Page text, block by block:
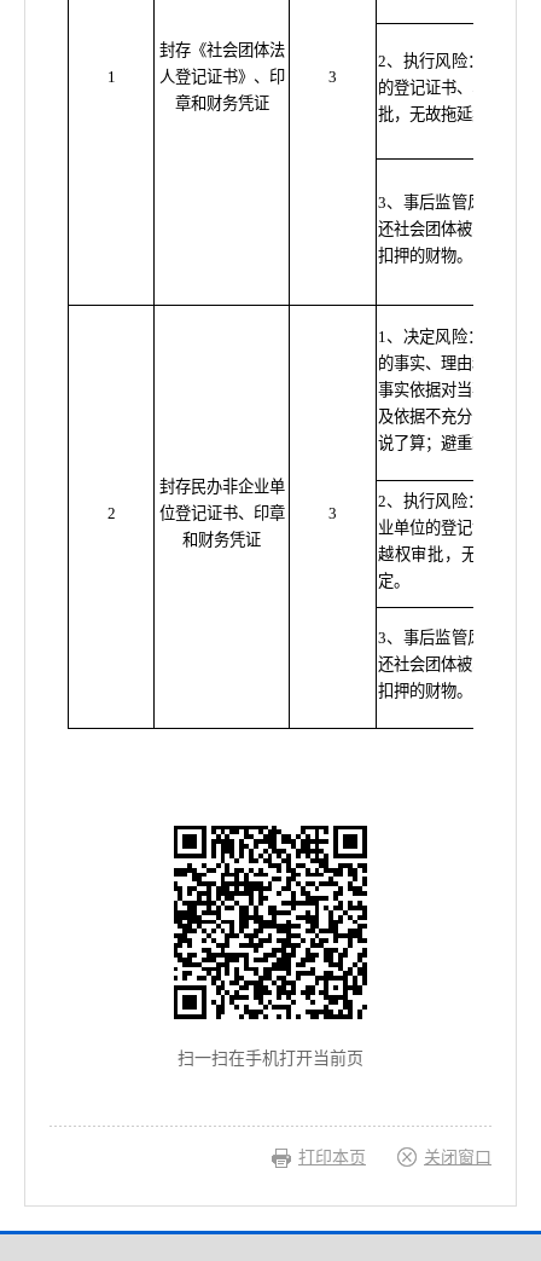
1
封存《社会团体法
人登记证书》、印
章和财务凭证
3
2、执行风险：未按规
的登记证书、印章和
批，无故拖延案件办
3、事后监管风险：行
还社会团体被收缴或
扣押的财物。
2
封存民办非企业单
位登记证书、印章
和财务凭证
3
1、决定风险：未听取
的事实、理由和证据
事实依据对当事人作
及依据不充分；该上
说了算；避重就轻适
2、执行风险：未按规
业单位的登记证书、
越权审批，无故拖延
定。
3、事后监管风险：行
还社会团体被收缴或
扣押的财物。
扫一扫在手机打开当前页
打印本页 关闭窗口